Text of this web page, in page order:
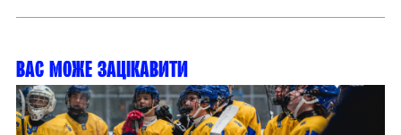
Вас може зацікавити